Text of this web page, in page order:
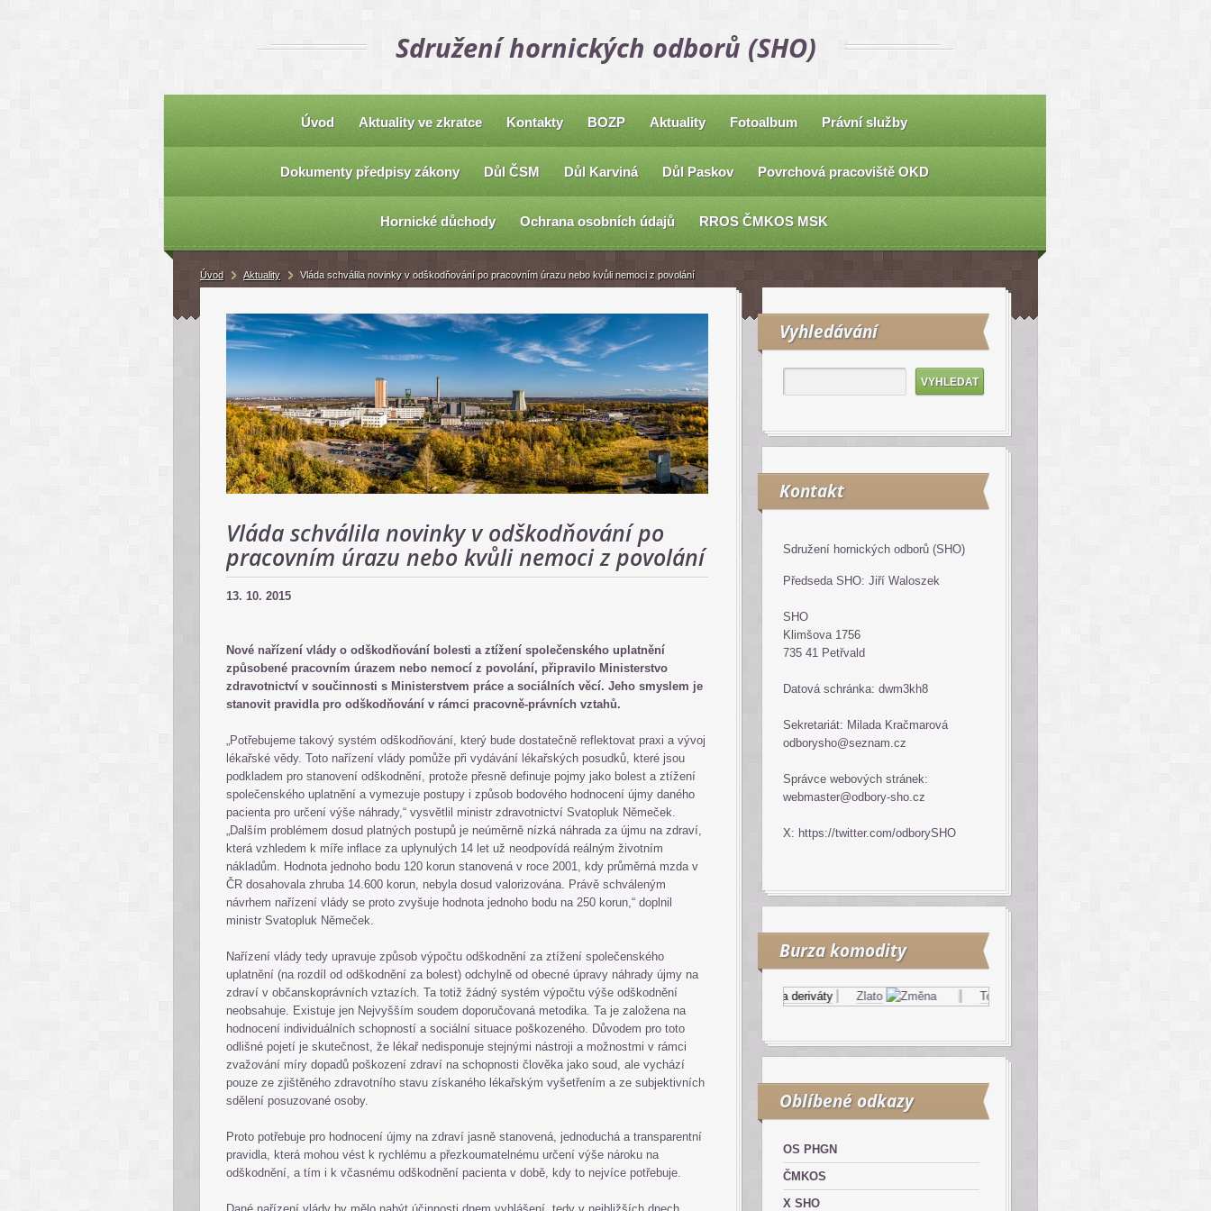
Sdružení hornických odborů (SHO)
Úvod Aktuality ve zkratce Kontakty BOZP Aktuality Fotoalbum Právní služby
Dokumenty předpisy zákony Důl ČSM Důl Karviná Důl Paskov Povrchová pracoviště OKD
Hornické důchody Ochrana osobních údajů RROS ČMKOS MSK
Vláda schválila novinky v odškodňování po
pracovním úrazu nebo kvůli nemoci z povolání
13. 10. 2015
Nové nařízení vlády o odškodňování bolesti a ztížení společenského uplatnění
způsobené pracovním úrazem nebo nemocí z povolání, připravilo Ministerstvo
zdravotnictví v součinnosti s Ministerstvem práce a sociálních věcí. Jeho smyslem je
stanovit pravidla pro odškodňování v rámci pracovně-právních vztahů.
„Potřebujeme takový systém odškodňování, který bude dostatečně reflektovat praxi a vývoj
lékařské vědy. Toto nařízení vlády pomůže při vydávání lékařských posudků, které jsou
podkladem pro stanovení odškodnění, protože přesně definuje pojmy jako bolest a ztížení
společenského uplatnění a vymezuje postupy i způsob bodového hodnocení újmy daného
pacienta pro určení výše náhrady,“ vysvětlil ministr zdravotnictví Svatopluk Němeček.
„Dalším problémem dosud platných postupů je neúměrně nízká náhrada za újmu na zdraví,
která vzhledem k míře inflace za uplynulých 14 let už neodpovídá reálným životním
nákladům. Hodnota jednoho bodu 120 korun stanovená v roce 2001, kdy průměrná mzda v
ČR dosahovala zhruba 14.600 korun, nebyla dosud valorizována. Právě schváleným
návrhem nařízení vlády se proto zvyšuje hodnota jednoho bodu na 250 korun,“ doplnil
ministr Svatopluk Němeček.
Nařízení vlády tedy upravuje způsob výpočtu odškodnění za ztížení společenského
uplatnění (na rozdíl od odškodnění za bolest) odchylně od obecné úpravy náhrady újmy na
zdraví v občanskoprávních vztazích. Ta totiž žádný systém výpočtu výše odškodnění
neobsahuje. Existuje jen Nejvyšším soudem doporučovaná metodika. Ta je založena na
hodnocení individuálních schopností a sociální situace poškozeného. Důvodem pro toto
odlišné pojetí je skutečnost, že lékař nedisponuje stejnými nástroji a možnostmi v rámci
zvažování míry dopadů poškození zdraví na schopnosti člověka jako soud, ale vychází
pouze ze zjištěného zdravotního stavu získaného lékařským vyšetřením a ze subjektivních
sdělení posuzované osoby.
Proto potřebuje pro hodnocení újmy na zdraví jasně stanovená, jednoduchá a transparentní
pravidla, která mohou vést k rychlému a přezkoumatelnému určení výše nároku na
odškodnění, a tím i k včasnému odškodnění pacienta v době, kdy to nejvíce potřebuje.
Vyhledávání
Kontakt
Sdružení hornických odborů (SHO)
Předseda SHO: Jiří Waloszek
SHO
Klimšova 1756
735 41 Petřvald
Datová schránka: dwm3kh8
Sekretariát: Milada Kračmarová
odborysho@seznam.cz
Správce webových stránek:
webmaster@odbory-sho.cz
X: https://twitter.com/odborySHO
Burza komodity
Kurzy.cz Komodity a deriváty Zlato Topný olej
Oblíbené odkazy
OS PHGN
ČMKOS
X SHO
Úvod Aktuality Vláda schválila novinky v odškodňování po pracovním úrazu nebo kvůli nemoci z povolání